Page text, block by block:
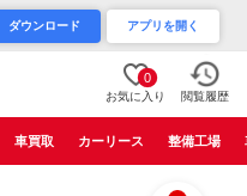
ダウンロード アプリを開く
0
お気に入り 閲覧履歴
車買取 カーリース 整備工場